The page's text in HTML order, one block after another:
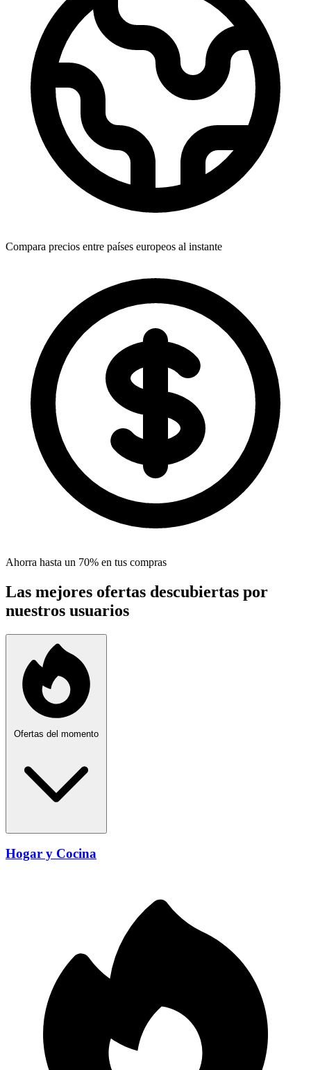
Compara precios entre países europeos al instante
Ahorra hasta un 70% en tus compras
Las mejores ofertas descubiertas por
nuestros usuarios
Ofertas del momento
Hogar y Cocina